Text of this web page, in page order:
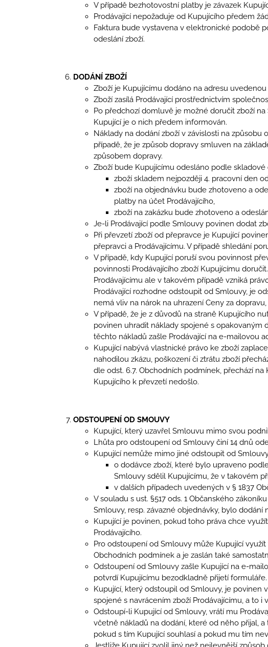
V případě bezhotovostní platby je závazek
Prodávající nepožaduje od Kupujícího předem
Faktura bude vystavena v elektronické podobě
odeslání zboží.
DODÁNÍ ZBOŽÍ
Zboží je Kupujícímu dodáno na adresu
Zboží zasílá Prodávající prostřednictvím
Po předchozí domluvě je možné doručit zboží
Kupující je o nich předem informován.
Náklady na dodání zboží v závislosti na
případě, že je způsob dopravy smluven na
způsobem dopravy.
Zboží bude Kupujícímu odesláno podle skladové
zboží skladem nejpozději 4. pracovní den
zboží na objednávku bude zhotoveno a
platby na účet Prodávajícího,
zboží na zakázku bude zhotoveno a
Je-li Prodávající podle Smlouvy povinen dodat
Při převzetí zboží od přepravce je Kupující
přepravci a Prodávajícímu. V případě shledání
V případě, kdy Kupující poruší svou povinnost
povinnosti Prodávajícího zboží Kupujícímu
Prodávajícímu ale v takovém případě vzniká
Prodávající rozhodne odstoupit od Smlouvy, je
nemá vliv na nárok na uhrazení Ceny za
V případě, že je z důvodů na straně Kupujícího
povinen uhradit náklady spojené s opakovaným
těchto nákladů zašle Prodávající na e-mailovou
Kupující nabývá vlastnické právo ke zboží
nahodilou zkázu, poškození či ztrátu zboží
dle odst. 6.7. Obchodních podmínek, přechází
Kupujícího k převzetí nedošlo.
ODSTOUPENÍ OD SMOUVY
Kupující, který uzavřel Smlouvu mimo svou
Lhůta pro odstoupení od Smlouvy činí 14 dnů
Kupující nemůže mimo jiné odstoupit od
o dodávce zboží, které bylo upraveno
Smlouvy sdělil Kupujícímu, že v takovém
v dalších případech uvedených v § 1837
V souladu s ust. §517 ods. 1 Občanského
Smlouvy, resp. závazné objednávky, bylo
Kupující je povinen, pokud toho práva chce
Prodávajícího.
Pro odstoupení od Smlouvy může Kupující
Obchodních podmínek a je zaslán také
Odstoupení od Smlouvy zašle Kupující na e-
potvrdí Kupujícímu bezodkladně přijetí formuláře.
Kupující, který odstoupil od Smlouvy, je povinen
spojené s navrácením zboží Prodávajícímu, a to
Odstoupí-li Kupující od Smlouvy, vrátí mu
včetně nákladů na dodání, které od něho přijal,
pokud s tím Kupující souhlasí a pokud mu tím